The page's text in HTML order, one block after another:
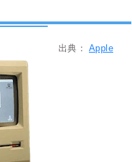
出典： Apple